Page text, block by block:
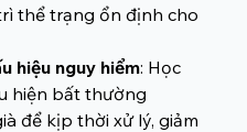
thể trạng ổn định cho
hiệu nguy hiểm: Học
hiện bất thường
để kịp thời xử lý, giảm